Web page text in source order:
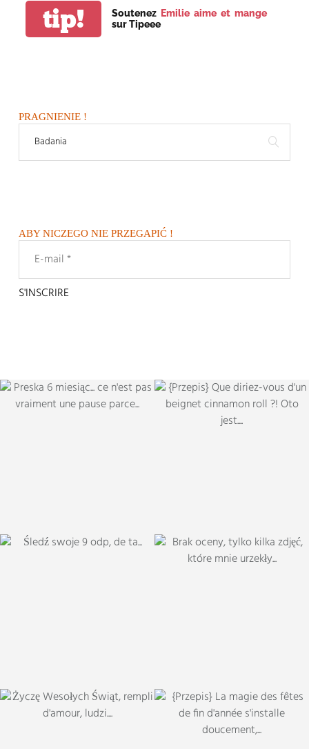
tip! Soutenez Emilie aime et mange
sur Tipeee
PRAGNIENIE !
ABY NICZEGO NIE PRZEGAPIĆ !